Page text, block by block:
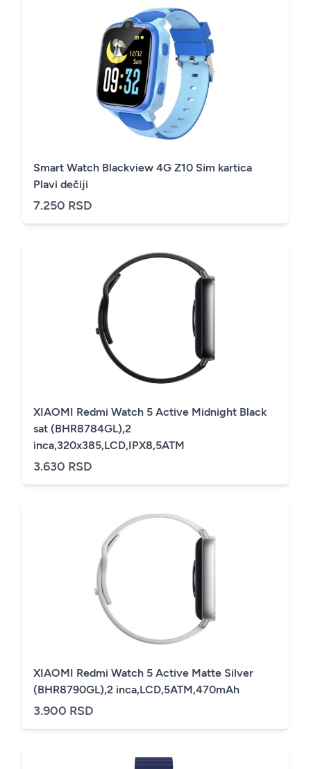
Smart Watch Blackview 4G Z10 Sim kartica
Plavi dečiji
7.250 RSD
XIAOMI Redmi Watch 5 Active Midnight Black
sat (BHR8784GL),2
inca,320x385,LCD,IPX8,5ATM
3.630 RSD
XIAOMI Redmi Watch 5 Active Matte Silver
(BHR8790GL),2 inca,LCD,5ATM,470mAh
3.900 RSD